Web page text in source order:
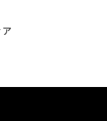
ア